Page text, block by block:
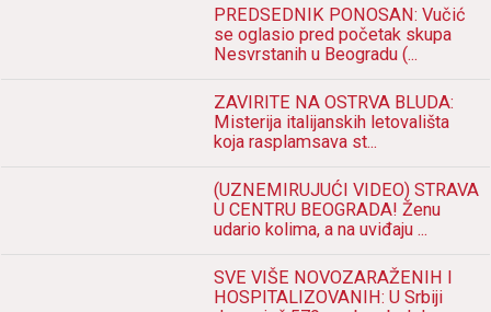
se oglasio pred početak skupa
Nesvrstanih u Beogradu (...
Misterija italijanskih letovališta
koja rasplamsava st...
U CENTRU BEOGRADA! Ženu
udario kolima, a na uviđaju ...